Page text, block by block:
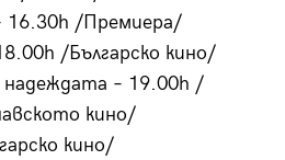
16.30h /Премиера/
/Българско кино/
– 19.00h /
кино/
кино/